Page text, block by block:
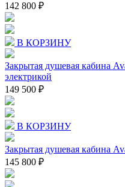
142 800 ₽
В КОРЗИНУ
Закрытая душевая кабина
электрикой
149 500 ₽
В КОРЗИНУ
Закрытая душевая кабина
145 800 ₽